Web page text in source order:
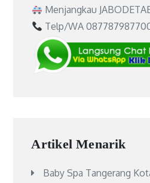
Menjangkau
Telp/WA
Artikel Menarik
Baby Spa Tangerang